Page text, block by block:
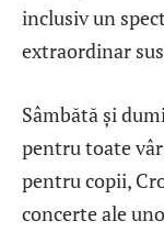
inclusiv un
extraordinar
Sâmbătă și
pentru toate
pentru copii,
concerte ale